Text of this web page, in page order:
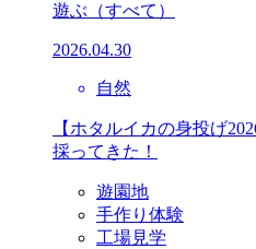
遊ぶ （すべて）
2026.04.30
自然
【ホタルイカの身投げ
採ってきた！
遊園地
手作り体験
工場見学